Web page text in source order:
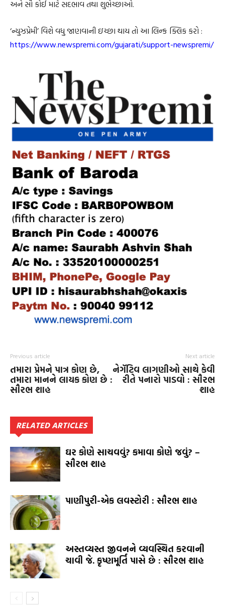
અને સૌ કોઈ માટે સદભાવ તથા શુભેચ્છાઓ.
‘ન્યુઝપ્રેમી’ વિશે વધુ જાણવાની ઇચ્છા થાય તો આ લિન્ક ક્લિક કરો :
https://www.newspremi.com/gujarati/support-newspremi/
Previous article
તમારા પ્રેમને પાત્ર કોણ છે,
તમારા માનને લાયક કોણ છે :
સૌરભ શાહ
Next article
નેગૅટિવ લાગણીઓ સાથે કેવી
રીતે પનારો પાડવો : સૌરભ
શાહ
RELATED ARTICLES
ઘર કોણે સાચવવું? કમાવા કોણે જવું? –
સૌરભ શાહ
પાણીપુરી-એક લવસ્ટોરી : સૌરભ શાહ
અસ્તવ્યસ્ત જીવનને વ્યવસ્થિત કરવાની
ચાવી જે. કૃષ્ણમૂર્તિ પાસે છે : સૌરભ શાહ